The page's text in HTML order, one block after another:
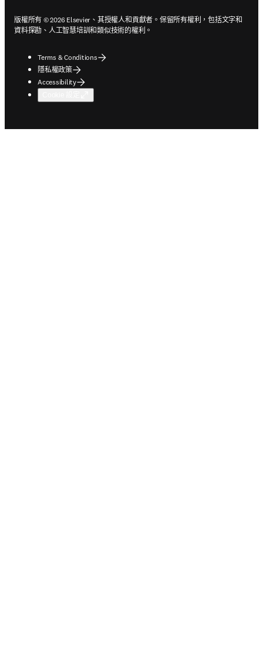
版權所有 © 2026 Elsevier、其授權人和貢獻者。保留所有權利，包括文字和
資料探勘、人工智慧培訓和類似技術的權利。
Terms & Conditions
隱私權政策
Accessibility